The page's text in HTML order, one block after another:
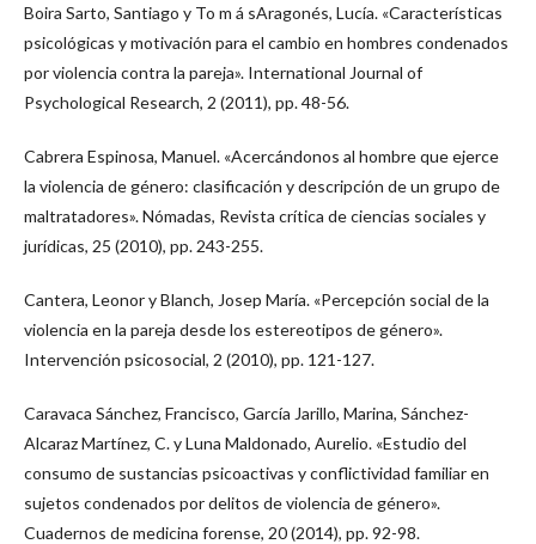
Boira Sarto, Santiago y To m á sAragonés, Lucía. «Características
psicológicas y motivación para el cambio en hombres condenados
por violencia contra la pareja». International Journal of
Psychological Research, 2 (2011), pp. 48-56.
Cabrera Espinosa, Manuel. «Acercándonos al hombre que ejerce
la violencia de género: clasificación y descripción de un grupo de
maltratadores». Nómadas, Revista crítica de ciencias sociales y
jurídicas, 25 (2010), pp. 243-255.
Cantera, Leonor y Blanch, Josep María. «Percepción social de la
violencia en la pareja desde los estereotipos de género».
Intervención psicosocial, 2 (2010), pp. 121-127.
Caravaca Sánchez, Francisco, García Jarillo, Marina, Sánchez-
Alcaraz Martínez, C. y Luna Maldonado, Aurelio. «Estudio del
consumo de sustancias psicoactivas y conflictividad familiar en
sujetos condenados por delitos de violencia de género».
Cuadernos de medicina forense, 20 (2014), pp. 92-98.